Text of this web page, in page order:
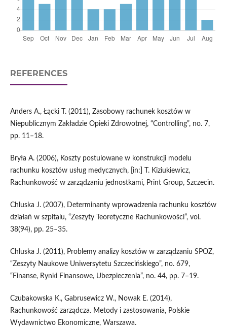
REFERENCES
Anders A., Łącki T. (2011), Zasobowy rachunek kosztów w
Niepublicznym Zakładzie Opieki Zdrowotnej, “Controlling”, no. 7,
pp. 11–18.
Bryła A. (2006), Koszty postulowane w konstrukcji modelu
rachunku kosztów usług medycznych, [in:] T. Kiziukiewicz,
Rachunkowość w zarządzaniu jednostkami, Print Group, Szczecin.
Chluska J. (2007), Determinanty wprowadzenia rachunku kosztów
działań w szpitalu, “Zeszyty Teoretyczne Rachunkowości”, vol.
38(94), pp. 25–35.
Chluska J. (2011), Problemy analizy kosztów w zarządzaniu SPOZ,
“Zeszyty Naukowe Uniwersytetu Szczecińskiego”, no. 679,
“Finanse, Rynki Finansowe, Ubezpieczenia”, no. 44, pp. 7–19.
Czubakowska K., Gabrusewicz W., Nowak E. (2014),
Rachunkowość zarządcza. Metody i zastosowania, Polskie
Wydawnictwo Ekonomiczne, Warszawa.